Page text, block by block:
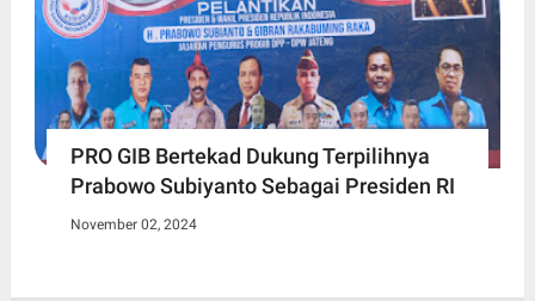
PRO GIB Bertekad Dukung Terpilihnya
Prabowo Subiyanto Sebagai Presiden RI
November 02, 2024